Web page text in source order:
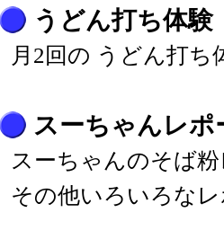
うどん打ち体験
月2回の うどん打
スーちゃんレポ
スーちゃんのそば
その他いろいろな